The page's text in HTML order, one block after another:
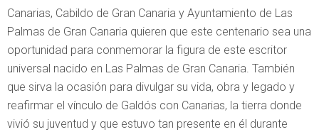
Canarias, Cabildo de Gran Canaria y Ayuntamiento de Las
Palmas de Gran Canaria quieren que este centenario sea una
oportunidad para conmemorar la figura de este escritor
universal nacido en Las Palmas de Gran Canaria. También
que sirva la ocasión para divulgar su vida, obra y legado y
reafirmar el vínculo de Galdós con Canarias, la tierra donde
vivió su juventud y que estuvo tan presente en él durante